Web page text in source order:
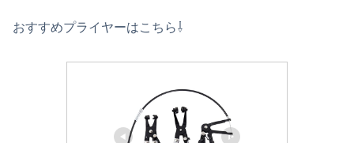
おすすめプライヤーはこちら⇩